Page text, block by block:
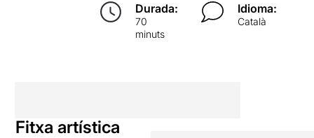
Durada:
70
minuts
Idioma:
Català
Fitxa artística